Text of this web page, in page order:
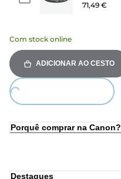
71,49 €
Com stock online
ADICIONAR AO CESTO
Loading...
Porquê comprar na Canon?
Destaques